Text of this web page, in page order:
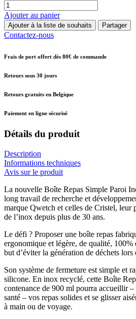
Ajouter au panier
Ajouter à la liste de souhaits Partager
Contactez-nous
Frais de port offert dès 80€ de commande
Retours sous 30 jours
Retours gratuits en Belgique
Paiement en ligne sécurisé
Détails du produit
Description
Informations techniques
Avis sur le produit
La nouvelle Boîte Repas Simple Paroi
long travail de recherche et
marque Qwetch et celles de Cristel, leur
de l’inox depuis plus de 30 ans.
Le défi ? Proposer une boîte repas
ergonomique et légère, de qualité, 100%
but d’éviter la génération de déchets lors
Son système de fermeture est simple et
silicone. En inox recyclé, cette Boîte
contenance de 900 ml pourra accueillir –
santé – vos repas solides et se glisser
à main ou de voyage.